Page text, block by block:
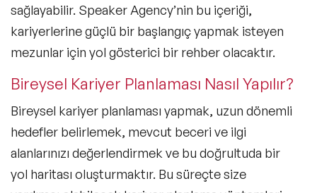
sağlayabilir. Speaker Agency’nin bu içeriği,
kariyerlerine güçlü bir başlangıç yapmak isteyen
mezunlar için yol gösterici bir rehber olacaktır.
Bireysel Kariyer Planlaması Nasıl Yapılır?
Bireysel kariyer planlaması yapmak, uzun dönemli
hedefler belirlemek, mevcut beceri ve ilgi
alanlarınızı değerlendirmek ve bu doğrultuda bir
yol haritası oluşturmaktır. Bu süreçte size